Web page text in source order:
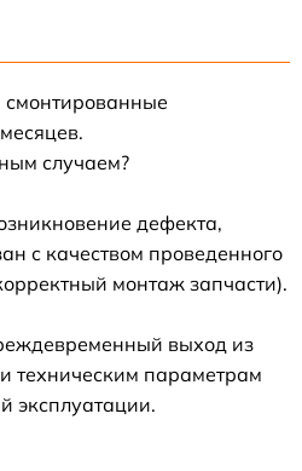
смонтированные
случаем?
дефекта,
с качеством проведенного
монтаж запчасти).
выход из
техническим параметрам
эксплуатации.